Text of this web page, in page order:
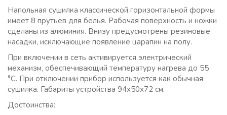
Напольная сушилка классической горизонтальной формы
имеет 8 прутьев для белья. Рабочая поверхность и ножки
сделаны из алюминия. Внизу предусмотрены резиновые
насадки, исключающие появление царапин на полу.
При включении в сеть активируется электрический
механизм, обеспечивающий температуру нагрева до 55
°С. При отключении прибор используется как обычная
сушилка. Габариты устройства 94х50х72 см.
Достоинства: